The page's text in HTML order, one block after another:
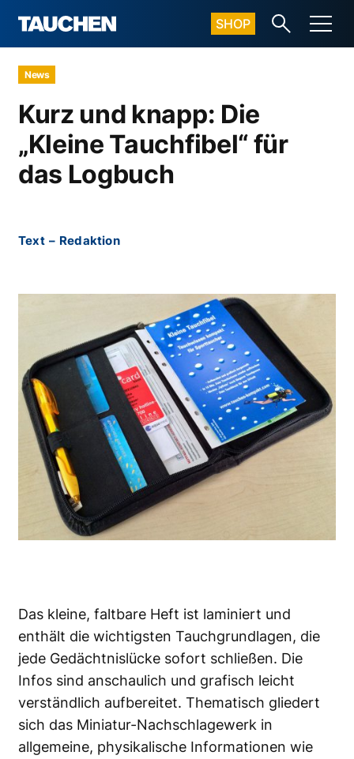
SHOP
News
Kurz und knapp: Die
„Kleine Tauchfibel“ für
das Logbuch
Text – Redaktion
Das kleine, faltbare Heft ist laminiert und
enthält die wichtigsten Tauchgrundlagen, die
jede Gedächtnislücke sofort schließen. Die
Infos sind anschaulich und grafisch leicht
verständlich aufbereitet. Thematisch gliedert
sich das Miniatur-Nachschlagewerk in
allgemeine, physikalische Informationen wie